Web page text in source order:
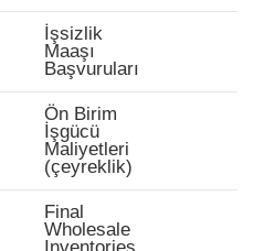
İşsizlik
Maaşı
Başvuruları
Ön Birim
İşgücü
Maliyetleri
(çeyreklik)
Final
Wholesale